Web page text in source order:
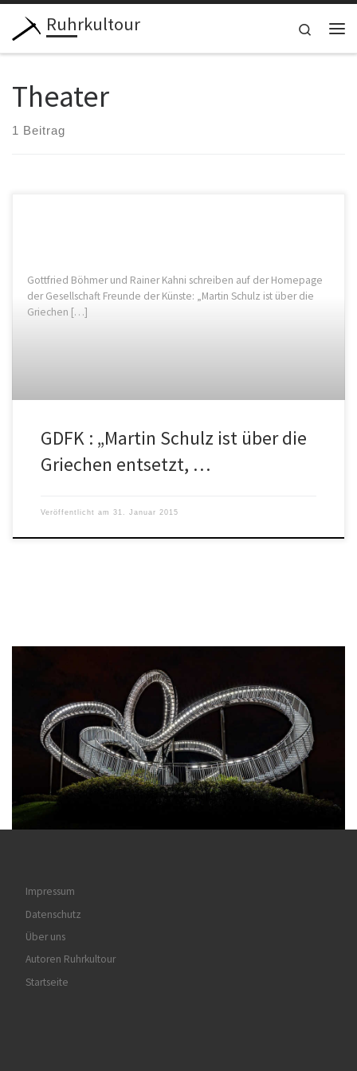
Zum Inhalt springen
Ruhrkultour
Search
Theater
1 Beitrag
Gottfried Böhmer und Rainer Kahni schreiben auf der Homepage
der Gesellschaft Freunde der Künste: „Martin Schulz ist über die
Griechen […]
GDFK : „Martin Schulz ist über die
Griechen entsetzt, …
Veröffentlicht am 31. Januar 2015
Impressum
Datenschutz
Über uns
Autoren Ruhrkultour
Startseite